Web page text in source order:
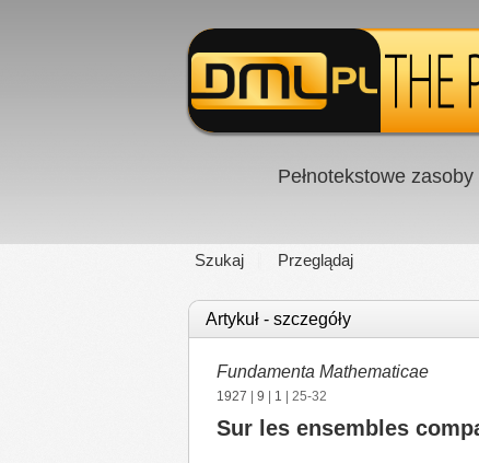
Pełnotekstowe
Szukaj Przeglądaj
Artykuł - szczegóły
Fundamenta Mathematicae
1927 9 1 | 25-32
Sur les ensembles